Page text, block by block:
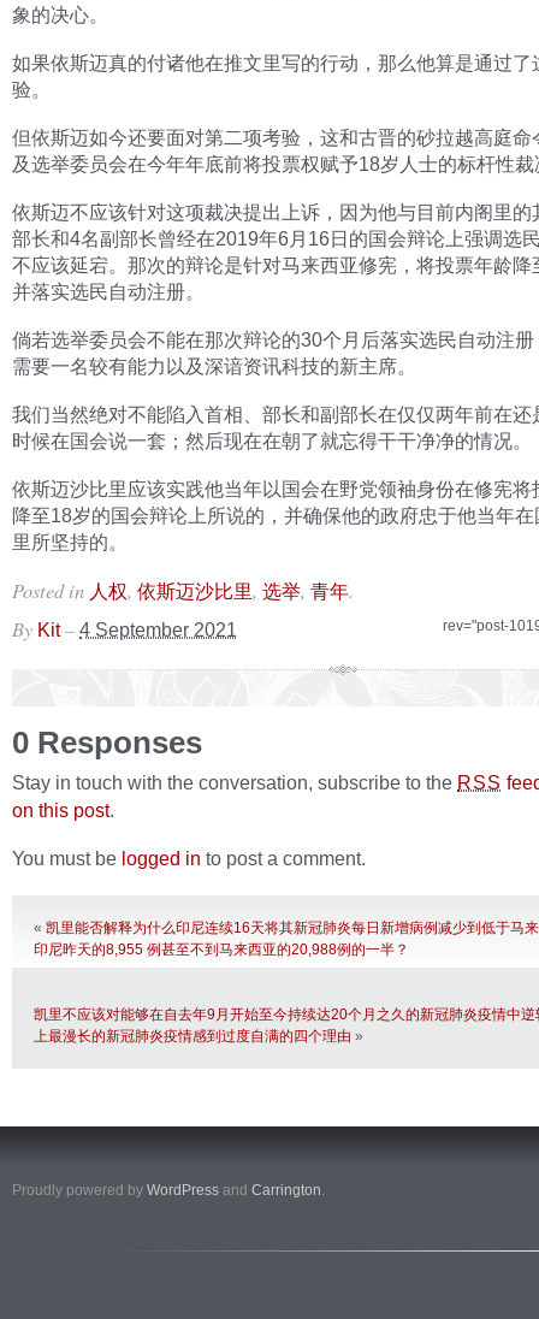
象的决心。
如果依斯迈真的付诸他在推文里写的行动，那么他算是通过了
验。
但依斯迈如今还要面对第二项考验，这和古晋的砂拉越高庭命
及选举委员会在今年年底前将投票权赋予18岁人士的标杆性
依斯迈不应该针对这项裁决提出上诉，因为他与目前内阁里的
部长和4名副部长曾经在2019年6月16日的国会辩论上强调选
不应该延宕。那次的辩论是针对马来西亚修宪，将投票年龄降
并落实选民自动注册。
倘若选举委员会不能在那次辩论的30个月后落实选民自动注
需要一名较有能力以及深谙资讯科技的新主席。
我们当然绝对不能陷入首相、部长和副部长在仅仅两年前在还
时候在国会说一套；然后现在在朝了就忘得干干净净的情况。
依斯迈沙比里应该实践他当年以国会在野党领袖身份在修宪将
降至18岁的国会辩论上所说的，并确保他的政府忠于他当年
里所坚持的。
Posted in 人权, 依斯迈沙比里, 选举, 青年.
rev="post-
By Kit – 4 September 2021
0 Responses
Stay in touch with the conversation, subscribe to the RSS
on this post.
You must be logged in to post a comment.
« 凯里能否解释为什么印尼连续16天将其新冠肺炎每日新增病例减少到低于
印尼昨天的8,955 例甚至不到马来西亚的20,988例的一半？
凯里不应该对能够在自去年9月开始至今持续达20个月之久的新冠肺炎疫情中
上最漫长的新冠肺炎疫情感到过度自满的四个理由 »
Proudly powered by WordPress and Carrington.